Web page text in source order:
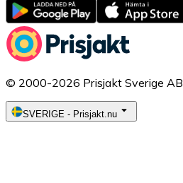
© 2000-2026 Prisjakt Sverige AB
SVERIGE - Prisjakt.nu